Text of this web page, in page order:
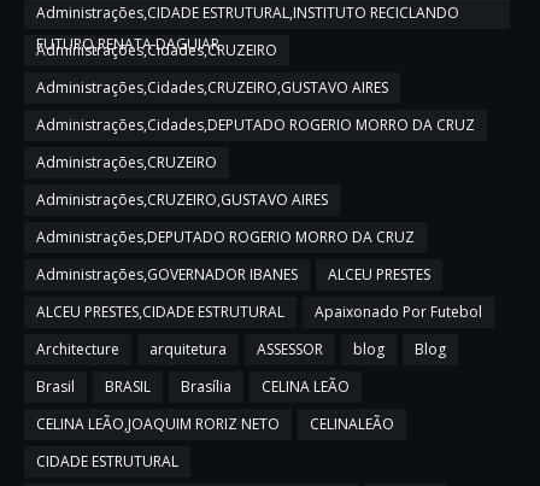
Administrações,CIDADE ESTRUTURAL,INSTITUTO RECICLANDO
FUTURO,RENATA DAGUIAR
Administrações,Cidades,CRUZEIRO
Administrações,Cidades,CRUZEIRO,GUSTAVO AIRES
Administrações,Cidades,DEPUTADO ROGERIO MORRO DA CRUZ
Administrações,CRUZEIRO
Administrações,CRUZEIRO,GUSTAVO AIRES
Administrações,DEPUTADO ROGERIO MORRO DA CRUZ
Administrações,GOVERNADOR IBANES
ALCEU PRESTES
ALCEU PRESTES,CIDADE ESTRUTURAL
Apaixonado Por Futebol
Architecture
arquitetura ASSESSOR blog
Blog
Brasil
BRASIL Brasília
CELINA LEÃO
CELINA LEÃO,JOAQUIM RORIZ NETO
CELINALEÃO
CIDADE ESTRUTURAL